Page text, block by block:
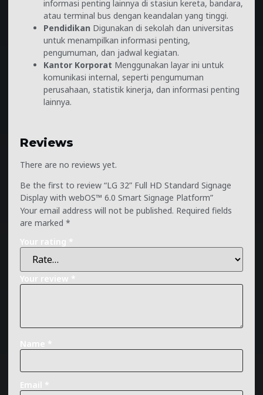
informasi penting lainnya di stasiun kereta, bandara,
atau terminal bus dengan keandalan yang tinggi.
Pendidikan Digunakan di sekolah dan universitas
untuk menampilkan informasi penting,
pengumuman, dan jadwal kegiatan.
Kantor Korporat Menggunakan layar ini untuk
komunikasi internal, seperti pengumuman
perusahaan, statistik kinerja, dan informasi penting
lainnya.
Reviews
There are no reviews yet.
Be the first to review “LG 32” Full HD Standard Signage
Display with webOS™ 6.0 Smart Signage Platform”
Your email address will not be published. Required fields
are marked *
Your rating *
Your review *
Name *
Email *